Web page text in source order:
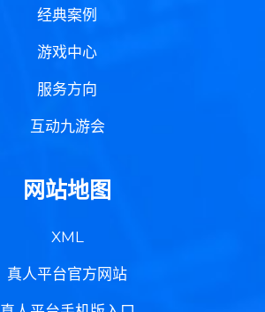
经典案例
游戏中心
服务方向
互动九游会
网站地图
XML
真人平台官方网站